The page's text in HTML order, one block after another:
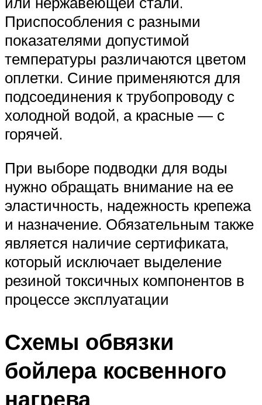
Приспособления с разными
показателями допустимой
температуры различаются цветом
оплетки. Синие применяются для
подсоединения к трубопроводу с
холодной водой, а красные — с
горячей.
При выборе подводки для воды
нужно обращать внимание на ее
эластичность, надежность крепежа
и назначение. Обязательным также
является наличие сертификата,
который исключает выделение
резиной токсичных компонентов в
процессе эксплуатации
Схемы обвязки
бойлера косвенного
нагрева